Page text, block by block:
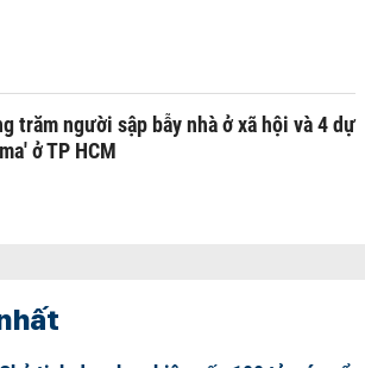
trăm người sập bẫy nhà ở xã hội và 4 dự
ở TP HCM